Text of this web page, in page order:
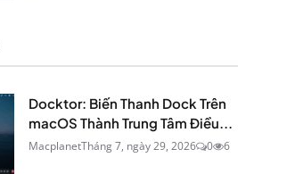
Docktor: Biến Thanh Dock Trên
macOS Thành Trung Tâm Điều...
MacplanetTháng 7, ngày 29, 2026 0 6